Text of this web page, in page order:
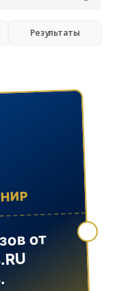
Результаты
от